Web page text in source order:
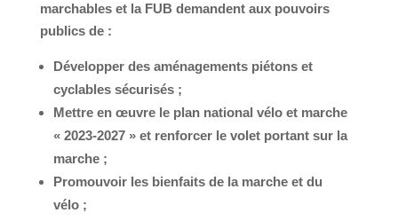
marchables et la FUB demandent aux pouvoirs
publics de :
Développer des aménagements piétons et
cyclables sécurisés ;
Mettre en œuvre le plan national vélo et marche
« 2023-2027 » et renforcer le volet portant sur la
marche ;
Promouvoir les bienfaits de la marche et du
vélo ;